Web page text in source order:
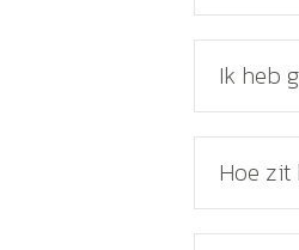
Ik heb
Hoe